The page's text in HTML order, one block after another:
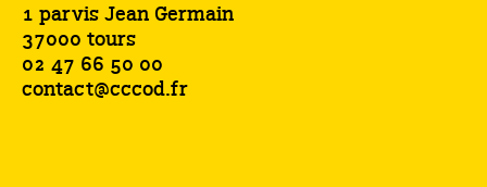
1 parvis Jean Germain
37000 tours
02 47 66 50 00
contact@cccod.fr